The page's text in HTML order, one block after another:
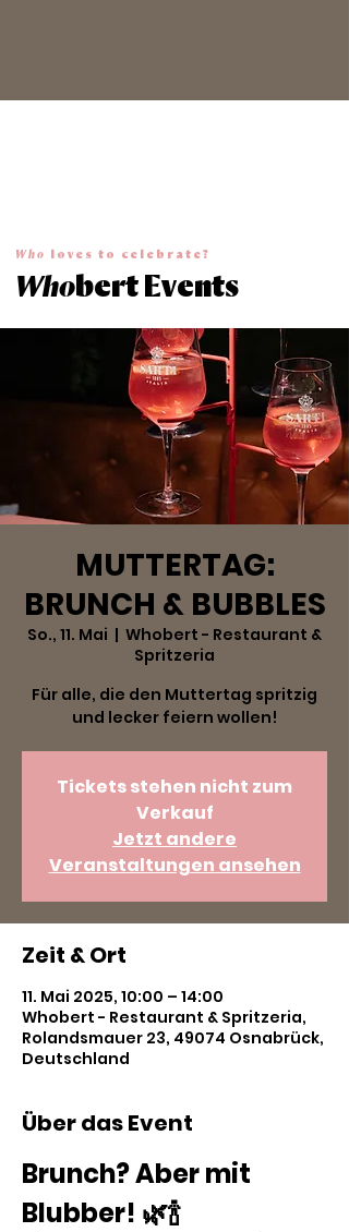
Who loves to celebrate?
Whobert Events
MUTTERTAG:
BRUNCH & BUBBLES
So., 11. Mai
  |
Whobert - Restaurant &
Spritzeria
Für alle, die den Muttertag spritzig
und lecker feiern wollen!
Tickets stehen nicht zum
Verkauf
Jetzt andere
Veranstaltungen ansehen
Zeit & Ort
11. Mai 2025, 10:00 – 14:00
Whobert - Restaurant & Spritzeria,
Rolandsmauer 23, 49074 Osnabrück,
Deutschland
Über das Event
Brunch? Aber mit
Blubber! 🌿🍾